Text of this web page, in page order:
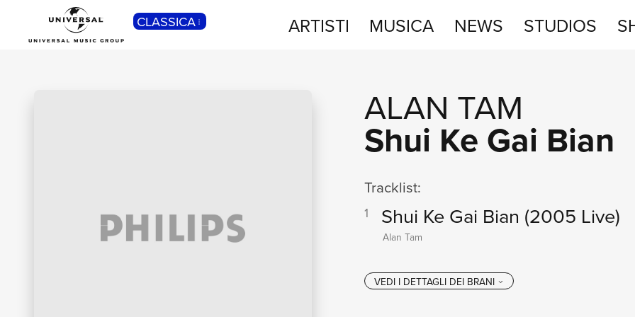
CLASSICA ARTISTI MUSICA NEWS STUDIOS
ALAN TAM
Shui Ke Gai Bian
Tracklist:
1 Shui Ke Gai Bian (2005 Live)
Alan Tam
POP
SHOP